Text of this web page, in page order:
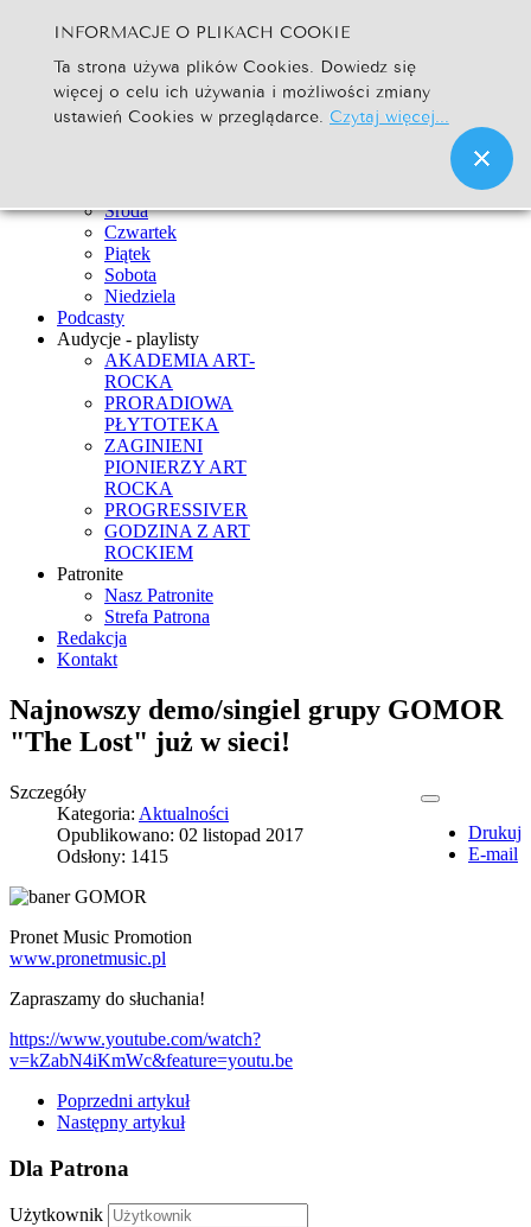
Szukaj... Go
Strona Główna
Newsy
Środa
Czwartek
Piątek
Sobota
Niedziela
Podcasty
Audycje - playlisty
AKADEMIA ART-
ROCKA
PRORADIOWA
PŁYTOTEKA
ZAGINIENI
PIONIERZY ART
ROCKA
PROGRESSIVER
GODZINA Z ART
ROCKIEM
Patronite
Nasz Patronite
Strefa Patrona
Redakcja
Kontakt
Najnowszy demo/singiel grupy GOMOR
"The Lost" już w sieci!
Drukuj
E-mail
Szczegóły
Kategoria: Aktualności
Opublikowano: 02 listopad 2017
Odsłony: 1415
Pronet Music Promotion
www.pronetmusic.pl
Zapraszamy do słuchania!
https://www.youtube.com/watch?
v=kZabN4iKmWc&feature=youtu.be
Poprzedni artykuł
Następny artykuł
Dla Patrona
Użytkownik
INFORMACJE O PLIKACH COOKIE
Ta strona używa plików Cookies. Dowiedz się
więcej o celu ich używania i możliwości zmiany
ustawień Cookies w przeglądarce. Czytaj więcej...